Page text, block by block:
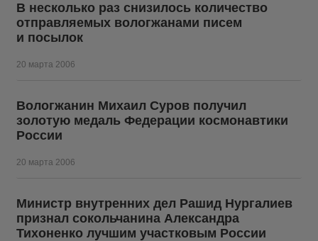
В несколько раз снизилось количество
отправляемых вологжанами писем
и посылок
20 марта 2006
Вологжанин Михаил Суров получил
золотую медаль Федерации космонавтики
России
20 марта 2006
Министр внутренних дел Рашид Нургалиев
признал сокольчанина Александра
Тихоненко лучшим участковым России